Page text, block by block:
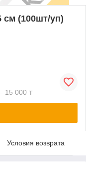
(100шт/уп)
15 000 ₸
Условия возврата